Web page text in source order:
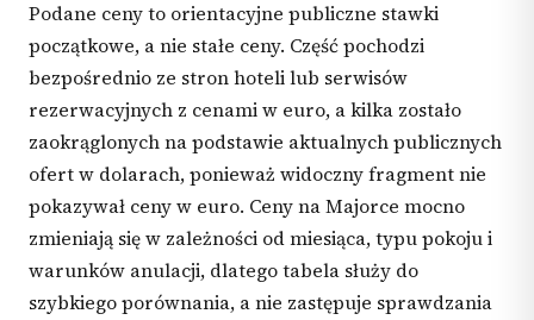
Podane ceny to orientacyjne publiczne stawki
początkowe, a nie stałe ceny. Część pochodzi
bezpośrednio ze stron hoteli lub serwisów
rezerwacyjnych z cenami w euro, a kilka zostało
zaokrąglonych na podstawie aktualnych publicznych
ofert w dolarach, ponieważ widoczny fragment nie
pokazywał ceny w euro. Ceny na Majorce mocno
zmieniają się w zależności od miesiąca, typu pokoju i
warunków anulacji, dlatego tabela służy do
szybkiego porównania, a nie zastępuje sprawdzania